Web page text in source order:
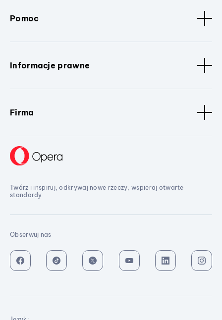
Pomoc
Informacje prawne
Firma
Twórz i inspiruj, odkrywaj nowe rzeczy, wspieraj otwarte
standardy
Obserwuj nas